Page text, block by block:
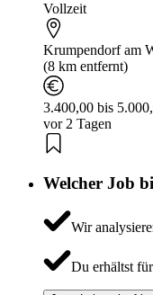
Vollzeit
Krumpendorf am
(8 km entfernt)
3.400,00 bis
vor 2 Tagen
Welcher Job
Wir
Du erhältst